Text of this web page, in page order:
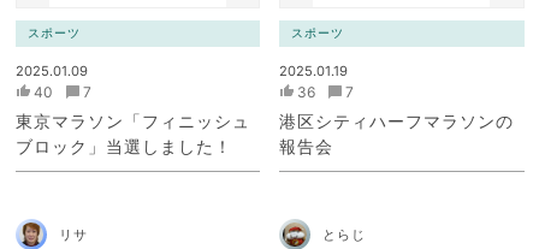
スポーツ
2025.01.09
40 7
東京マラソン「フィニッシュ
ブロック」当選しました！
スポーツ
2025.01.19
36 7
港区シティハーフマラソンの
報告会
リサ とらじ